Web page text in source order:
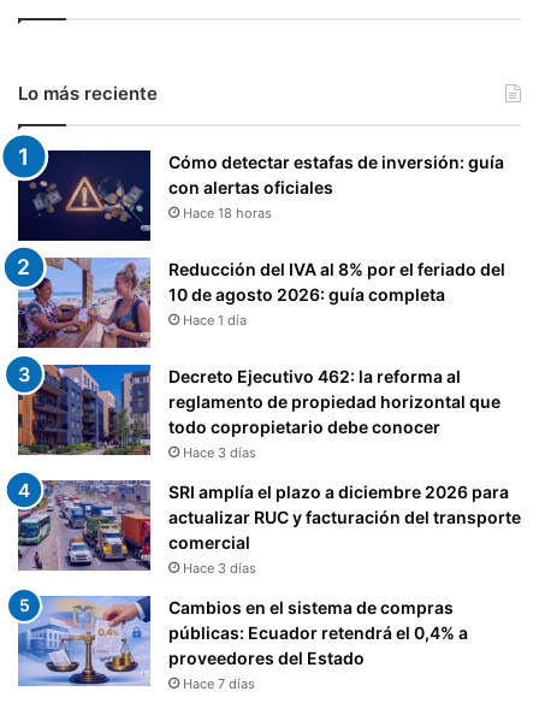
Lo más reciente
Cómo detectar estafas de inversión: guía
con alertas oficiales
Hace 18 horas
Reducción del IVA al 8% por el feriado del
10 de agosto 2026: guía completa
Hace 1 día
Decreto Ejecutivo 462: la reforma al
reglamento de propiedad horizontal que
todo copropietario debe conocer
Hace 3 días
SRI amplía el plazo a diciembre 2026 para
actualizar RUC y facturación del transporte
comercial
Hace 3 días
Cambios en el sistema de compras
públicas: Ecuador retendrá el 0,4% a
proveedores del Estado
Hace 7 días